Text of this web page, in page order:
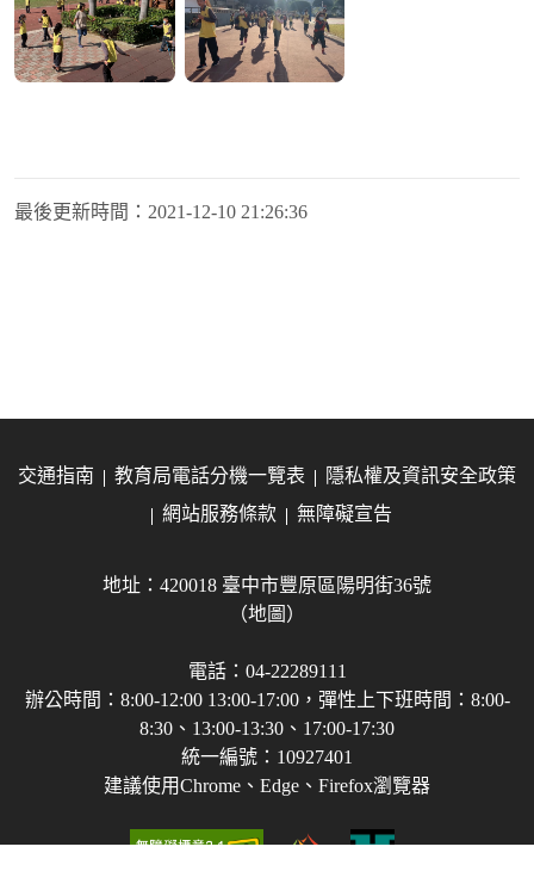
最後更新時間： 2021-12-10 21:26:36
交通指南 教育局電話分機一覽表
隱私權及資訊安全政策
網站服務條款
無障礙宣告
地址：420018 臺中市豐原區陽明街36號
（地圖）
電話：04-22289111
辦公時間：8:00-12:00 13:00-17:00，彈性上下班時間：8:00-
8:30、13:00-13:30、17:00-17:30
統一編號：10927401
建議使用Chrome、Edge、Firefox瀏覽器